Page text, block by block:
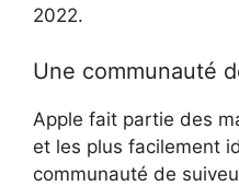
2022.
Une communauté
Apple fait partie des
et les plus facilement
communauté de